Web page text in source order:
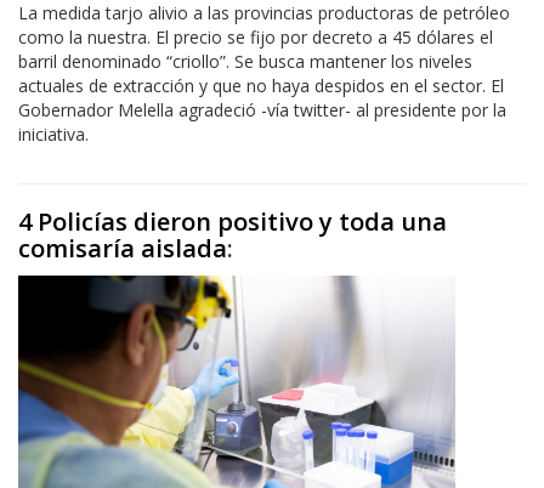
La medida tarjo alivio a las provincias productoras de petróleo
como la nuestra. El precio se fijo por decreto a 45 dólares el
barril denominado “criollo”. Se busca mantener los niveles
actuales de extracción y que no haya despidos en el sector. El
Gobernador Melella agradeció -vía twitter- al presidente por la
iniciativa.
4 Policías dieron positivo y toda una
comisaría aislada: